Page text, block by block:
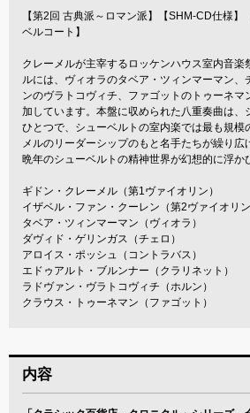
【第2回 古典派～ロマン派】【SHM-CD仕様】
ベルコート】
クレーメルが主宰するロッケンハウス室内音楽
ルには、ヴィオラのタベア・ツィンマーマン、
ンのヴラトコヴィチ、ファゴットのトゥーネマ
加しています。本盤に収められた八重奏曲は、
ひとつで、シューベルトの室内楽では最も規模
メルのリーダーシップのもと名手たちが繰り広
晩年のシューベルトの精神世界が幻想的に浮か
ギドン・クレーメル（第1ヴァイオリン）
イザベル・ファン・クーレン（第2ヴァイオリン
タベア・ツィンマーマン（ヴィオラ）
ダヴィド・ゲリンガス（チェロ）
アロイス・ポッシュ（コントラバス）
エドゥアルト・ブルンナー（クラリネット）
ラドヴァン・ヴラトコヴィチ（ホルン）
クラウス・トゥーネマン（ファゴット）
内容